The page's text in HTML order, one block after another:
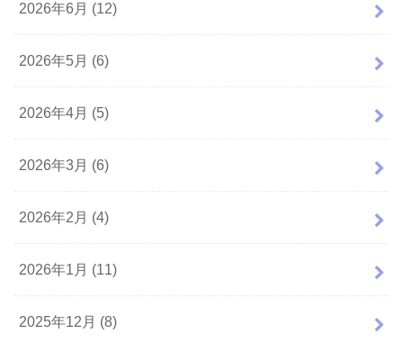
2026年6月 (12)
2026年5月 (6)
2026年4月 (5)
2026年3月 (6)
2026年2月 (4)
2026年1月 (11)
2025年12月 (8)